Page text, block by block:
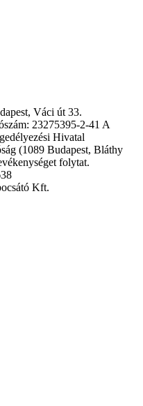
Váci út 33.
23275395-2-41 A
Hivatal
(1089 Budapest, Bláthy
folytat.
Kft.